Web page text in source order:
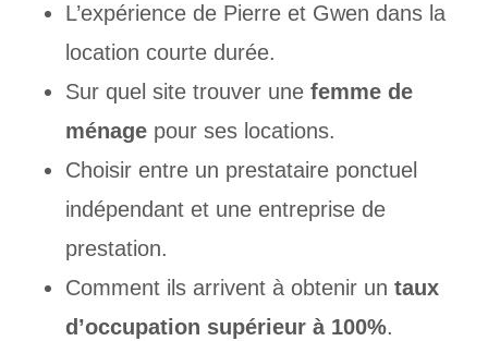
L’expérience de Pierre et Gwen dans la
location courte durée.
Sur quel site trouver une femme de
ménagepour ses locations.
Choisir entre un prestataire ponctuel
indépendant et une entreprise de
prestation.
Comment ils arrivent à obtenir un taux
d’occupation supérieur à 100%.